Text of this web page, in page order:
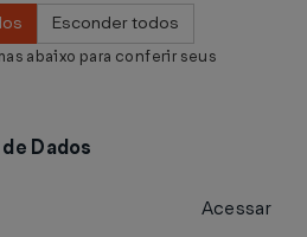
Esconder todos
abaixo para conferir seus
Dados
Acessar